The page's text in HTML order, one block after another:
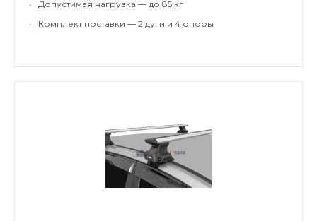
•
Допустимая нагрузка — до 85 кг
•
Комплект поставки — 2 дуги и 4 опоры